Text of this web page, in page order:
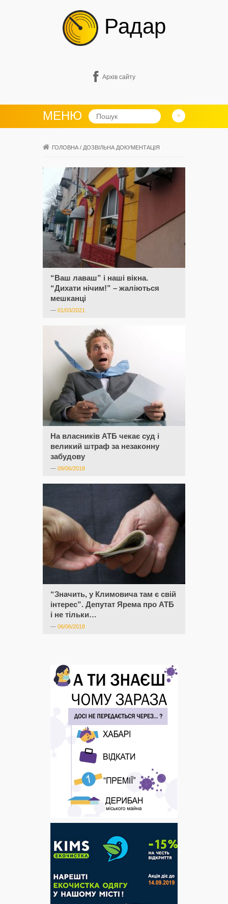
Радар
Архів сайту
МЕНЮ
ГОЛОВНА / ДОЗВІЛЬНА ДОКУМЕНТАЦІЯ
“Ваш лаваш” і наші вікна.
“Дихати нічим!” – жаліються
мешканці
— 01/03/2021
На власників АТБ чекає суд і
великий штраф за незаконну
забудову
— 09/06/2018
“Значить, у Климовича там є свій
інтерес”. Депутат Ярема про АТБ
і не тільки…
— 06/06/2018